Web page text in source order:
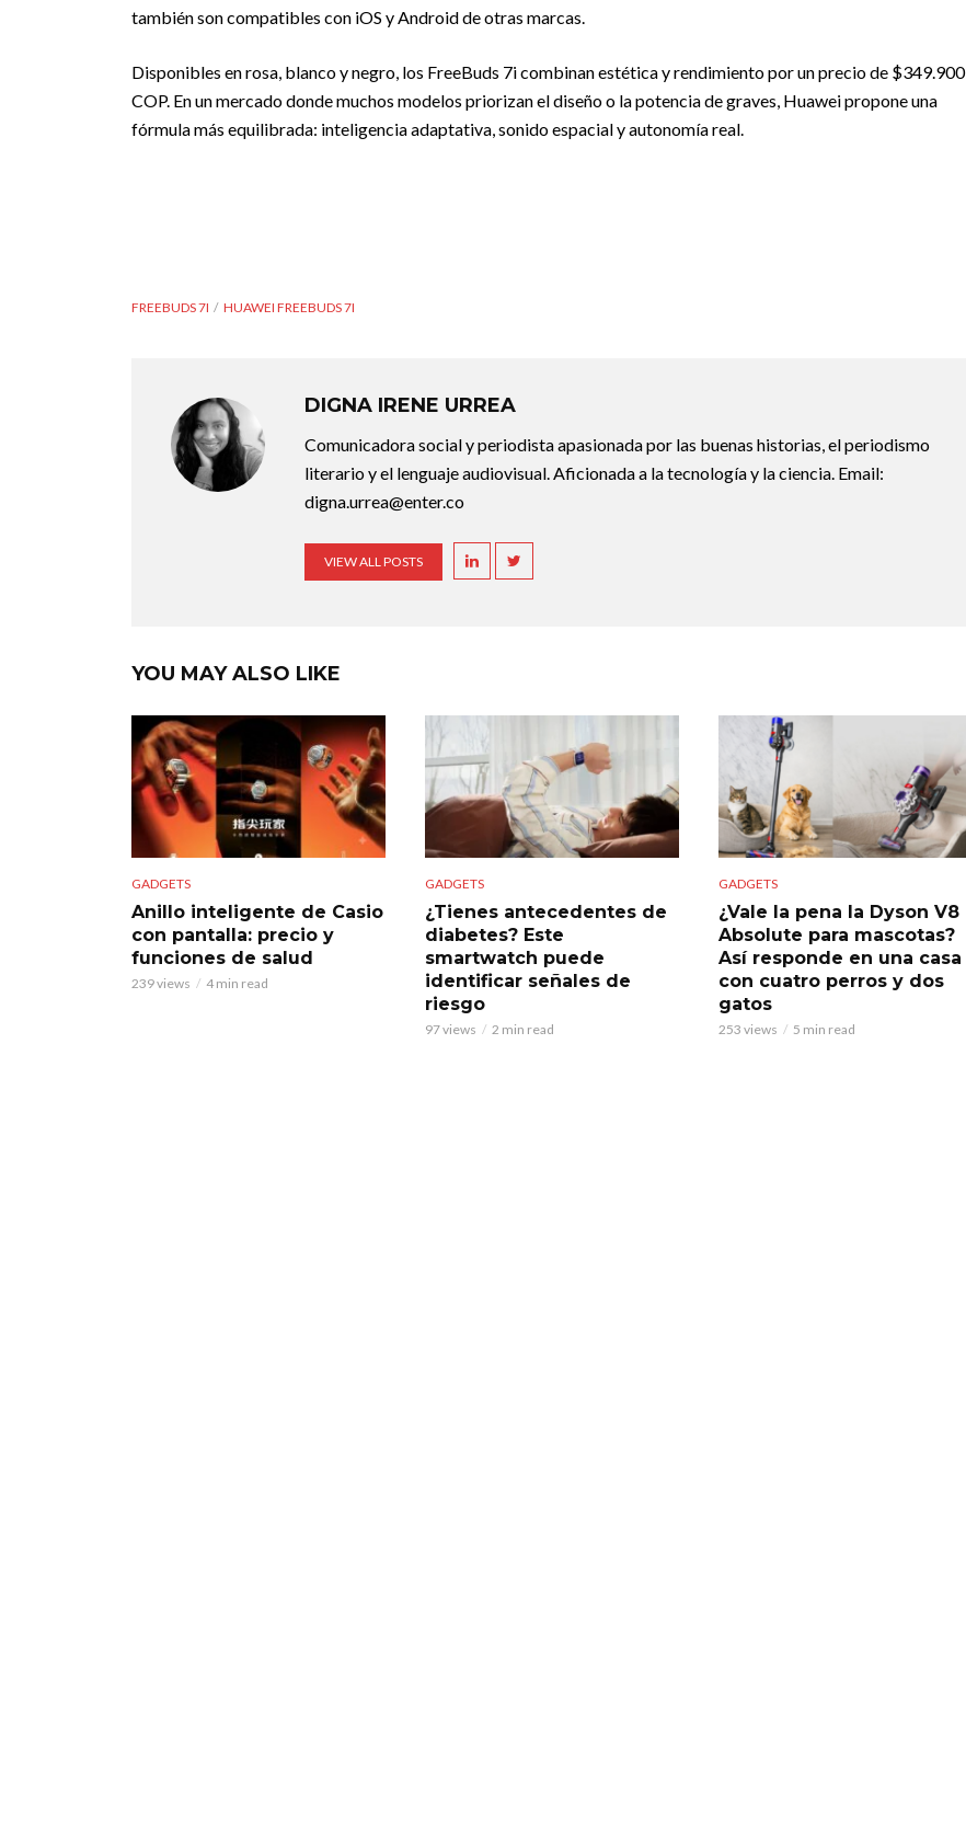
también son compatibles con iOS y Android de otras marcas.
Disponibles en rosa, blanco y negro, los FreeBuds 7i combinan estética y rendimiento por un precio de $349.900
COP. En un mercado donde muchos modelos priorizan el diseño o la potencia de graves, Huawei propone una
fórmula más equilibrada: inteligencia adaptativa, sonido espacial y autonomía real.
FREEBUDS 7I HUAWEI FREEBUDS 7I
DIGNA IRENE URREA
Comunicadora social y periodista apasionada por las buenas historias, el periodismo
literario y el lenguaje audiovisual. Aficionada a la tecnología y la ciencia. Email:
digna.urrea@enter.co
VIEW ALL POSTS
YOU MAY ALSO LIKE
GADGETS
Anillo inteligente de Casio
con pantalla: precio y
funciones de salud
239 views 4 min read
GADGETS
¿Tienes antecedentes de
diabetes? Este
smartwatch puede
identificar señales de
riesgo
97 views 2 min read
GADGETS
¿Vale la pena la Dyson V8
Absolute para mascotas?
Así responde en una casa
con cuatro perros y dos
gatos
253 views 5 min read